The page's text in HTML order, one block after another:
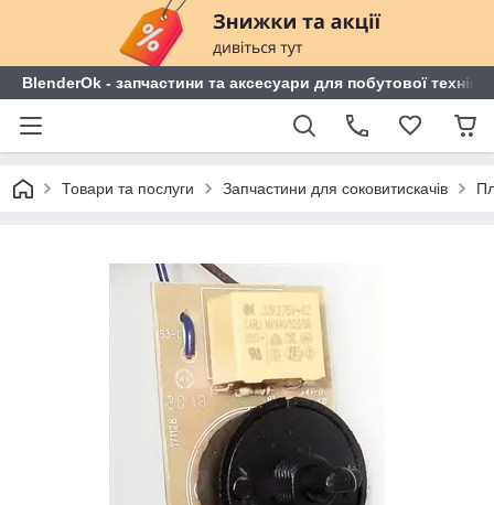
BlenderOk - запчастини та аксесуари для побутової техніки
Товари та послуги Запчастини для соковитискачів